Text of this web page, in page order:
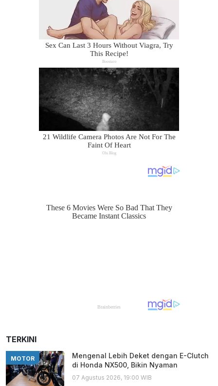
TERKINI
MOTOR
Mengenal Lebih Deket dengan E-Clutch
di Honda NX500, Bikin Nyaman
07 Agustus 2026, 19:00 WIB